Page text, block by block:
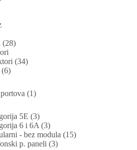
(28)
(34)
(6)
(1)
5E (3)
6 i 6A (3)
- bez modula (15)
p. paneli (3)